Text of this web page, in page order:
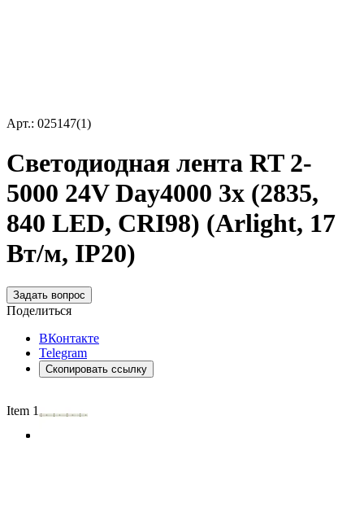
Арт.: 025147(1)
Светодиодная лента RT 2-
5000 24V Day4000 3x (2835,
840 LED, CRI98) (Arlight, 17
Вт/м, IP20)
Задать вопрос
Поделиться
ВКонтакте
Telegram
Скопировать ссылку
Item 1 of 3